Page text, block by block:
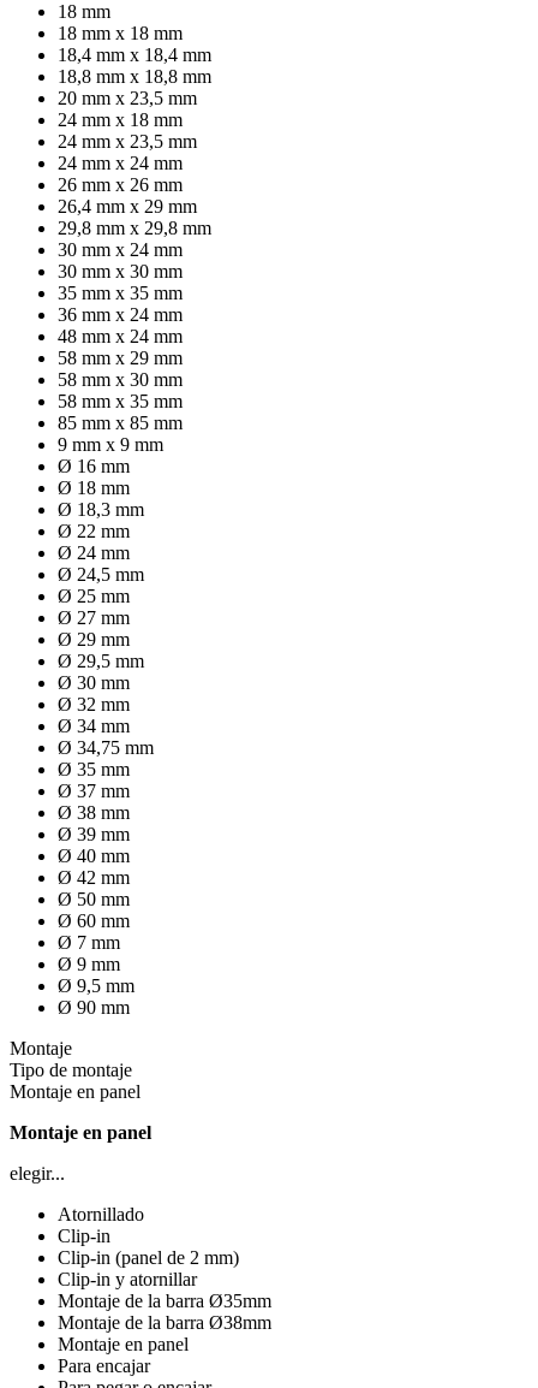
18 mm
18 mm x 18 mm
18,4 mm x 18,4 mm
18,8 mm x 18,8 mm
20 mm x 23,5 mm
24 mm x 18 mm
24 mm x 23,5 mm
24 mm x 24 mm
26 mm x 26 mm
26,4 mm x 29 mm
29,8 mm x 29,8 mm
30 mm x 24 mm
30 mm x 30 mm
35 mm x 35 mm
36 mm x 24 mm
48 mm x 24 mm
58 mm x 29 mm
58 mm x 30 mm
58 mm x 35 mm
85 mm x 85 mm
9 mm x 9 mm
Ø 16 mm
Ø 18 mm
Ø 18,3 mm
Ø 22 mm
Ø 24 mm
Ø 24,5 mm
Ø 25 mm
Ø 27 mm
Ø 29 mm
Ø 29,5 mm
Ø 30 mm
Ø 32 mm
Ø 34 mm
Ø 34,75 mm
Ø 35 mm
Ø 37 mm
Ø 38 mm
Ø 39 mm
Ø 40 mm
Ø 42 mm
Ø 50 mm
Ø 60 mm
Ø 7 mm
Ø 9 mm
Ø 9,5 mm
Ø 90 mm
Montaje
Tipo de montaje
Montaje en panel
Montaje en panel
elegir...
Atornillado
Clip-in
Clip-in (panel de 2 mm)
Clip-in y atornillar
Montaje de la barra Ø35mm
Montaje de la barra Ø38mm
Montaje en panel
Para encajar